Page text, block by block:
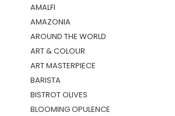
AMALFI
AMAZONIA
AROUND THE WORLD
ART & COLOUR
ART MASTERPIECE
BARISTA
BISTROT OLIVES
BLOOMING OPULENCE